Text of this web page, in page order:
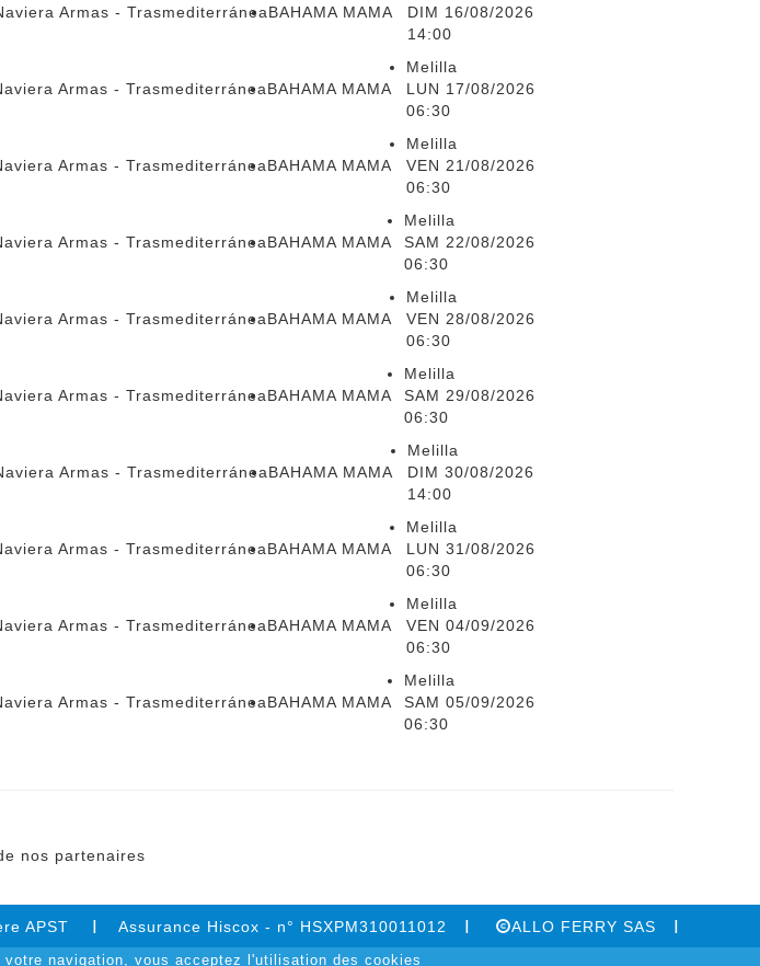
Armas - TrasmediterráneaBAHAMA MAMA
DIM 16/08/2026
14:00
Armas - TrasmediterráneaBAHAMA MAMA
Melilla
LUN 17/08/2026
06:30
Armas - TrasmediterráneaBAHAMA MAMA
Melilla
VEN 21/08/2026
06:30
Armas - TrasmediterráneaBAHAMA MAMA
Melilla
SAM 22/08/2026
06:30
Armas - TrasmediterráneaBAHAMA MAMA
Melilla
VEN 28/08/2026
06:30
Armas - TrasmediterráneaBAHAMA MAMA
Melilla
SAM 29/08/2026
06:30
Armas - TrasmediterráneaBAHAMA MAMA
Melilla
DIM 30/08/2026
14:00
Armas - TrasmediterráneaBAHAMA MAMA
Melilla
LUN 31/08/2026
06:30
Armas - TrasmediterráneaBAHAMA MAMA
Melilla
VEN 04/09/2026
06:30
Armas - TrasmediterráneaBAHAMA MAMA
Melilla
SAM 05/09/2026
06:30
nos partenaires
navigation, vous acceptez l'utilisation des cookies
APST Assurance Hiscox - n° HSXPM310011012 ALLO FERRY SAS